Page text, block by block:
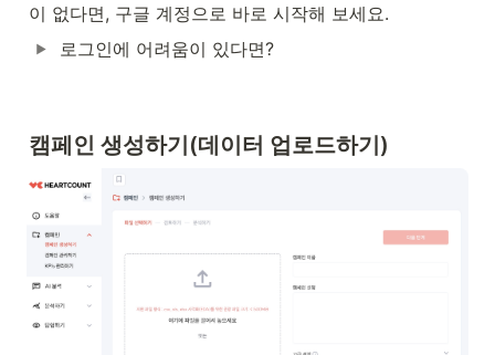
이 없다면, 구글 계정으로 바로 시작해 보세요.
로그인에 어려움이 있다면?
캠페인 생성하기(데이터 업로드하기)